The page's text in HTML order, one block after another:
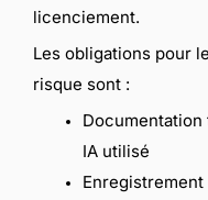
licenciement.
Les obligations pour
risque sont :
IA utilisé